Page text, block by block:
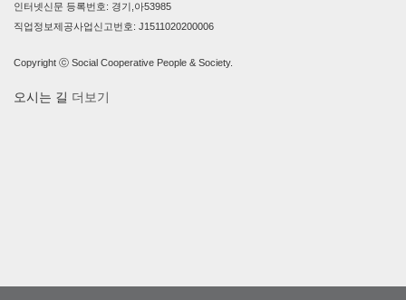
인터넷신문 등록번호: 경기,아53985
직업정보제공사업신고번호: J1511020200006
Copyright ⓒ Social Cooperative People & Society.
오시는 길 더보기